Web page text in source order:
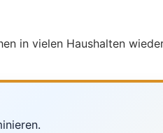
in vielen Haushalten